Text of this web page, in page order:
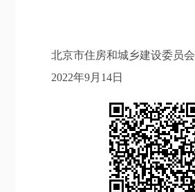
北京市住房和城乡建设委员会
2022年9月14日